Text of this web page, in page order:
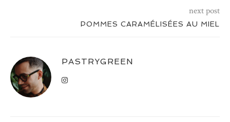
next post
POMMES CARAMÉLISÉES AU MIEL
PASTRYGREEN